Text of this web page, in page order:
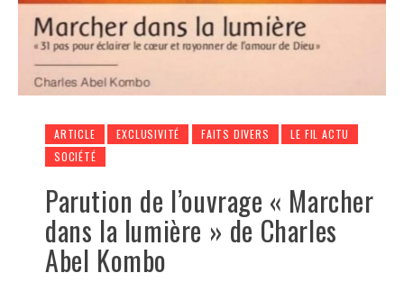
ARTICLE EXCLUSIVITÉ FAITS DIVERS
LE FIL ACTU
SOCIÉTÉ
Parution de l’ouvrage « Marcher
dans la lumière » de Charles
Abel Kombo